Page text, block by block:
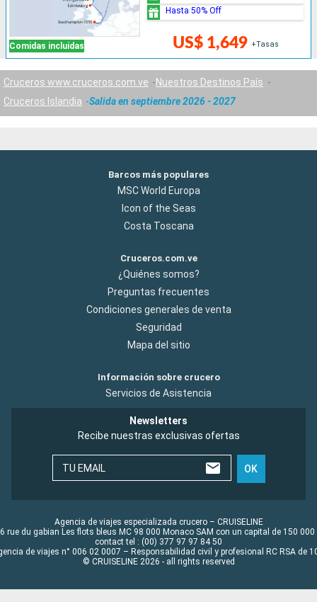
Comidas incluidas US$ 1,649 +Tasas
Hasta 50% Off
Cruceros www.cruceros.com.ve
Nuestros Destinos País
Cruceros Islandia
Salida en septiembre 2026 - 2027
Barcos más populares
MSC World Europa
Icon of the Seas
Costa Toscana
Cruceros.com.ve
¿Quiénes somos?
Preguntas frecuentes
Condiciones generales de venta
Seguridad
Mapa del sitio
Información sobre crucero
Servicios de Asistencia
Newsletters
Recibe nuestras exclusivas ofertas
TU EMAIL OK
Agencia de viajes especializada crucero – CRUISELINE
rue du gabian Les flots bleus MC 98 000 Monaco SAM con un capital de 150 000
contact tel : (00) 377 97 97 84 50
de viajes n° 006 02 0007 – Responsabilidad civil y profesional RC RSA de
© CRUISELINE 2026 - all rights reserved